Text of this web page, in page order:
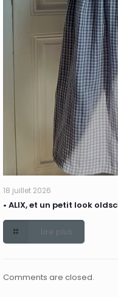
18 juillet 2026
• ALIX, et un petit look
Lire plus
Comments are closed.